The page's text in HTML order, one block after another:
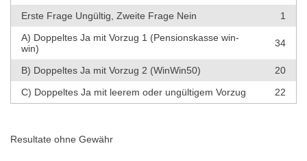
Erste Frage Ungültig, Zweite Frage Nein
1
A) Doppeltes Ja mit Vorzug 1 (Pensionskasse win-
win)
34
B) Doppeltes Ja mit Vorzug 2 (WinWin50)
20
C) Doppeltes Ja mit leerem oder ungültigem Vorzug
22
Resultate ohne Gewähr